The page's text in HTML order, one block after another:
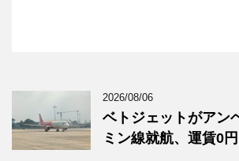
2026/08/06
ベトジェットがアン
ミン線就航、運賃0